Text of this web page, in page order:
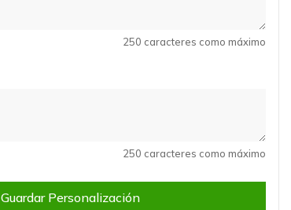
250 caracteres como máximo
250 caracteres como máximo
Guardar Personalización